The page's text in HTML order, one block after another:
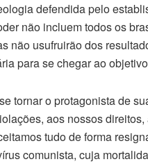
defendida pelo
não incluem todos os
não usufruirão dos
para se chegar ao
tornar o protagonista de
aos nossos
tudo de forma
comunista, cuja